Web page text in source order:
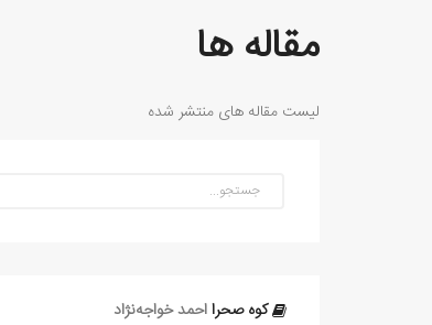
مقاله ها
لیست مقاله های منتشر شده
کوه صحرااحمد خواجه‌نژاد